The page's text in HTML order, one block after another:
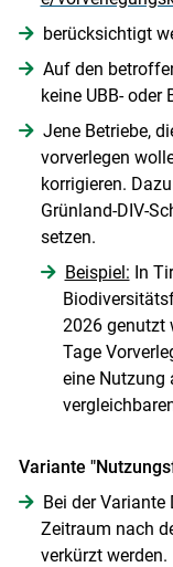
berücksichtigt
Auf den
keine UBB- oder
Jene Betriebe,
vorverlegen
korrigieren.
Grünland-DIV-
setzen.
Beispiel: In
2026 genutzt
Tage
eine Nutzung
Variante
Bei der
Zeitraum nach
verkürzt werden.